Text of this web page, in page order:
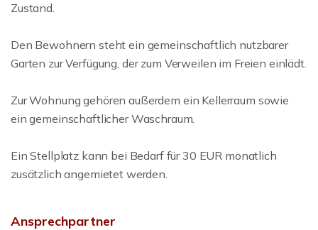
Zustand.
Den Bewohnern steht ein gemeinschaftlich nutzbarer
Garten zur Verfügung, der zum Verweilen im Freien einlädt.
Zur Wohnung gehören außerdem ein Kellerraum sowie
ein gemeinschaftlicher Waschraum.
Ein Stellplatz kann bei Bedarf für 30 EUR monatlich
zusätzlich angemietet werden.
Ansprechpartner